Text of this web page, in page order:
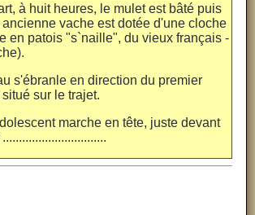
à huit heures, le mulet est bâté puis
vache est dotée d'une cloche
en patois "s`naille", du vieux français -
s'ébranle en direction du premier
sur le trajet.
marche en tête, juste devant